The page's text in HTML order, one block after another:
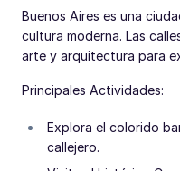
Buenos Aires es una
cultura moderna. Las
arte y arquitectura para
Principales Actividades:
Explora el colorido
callejero.